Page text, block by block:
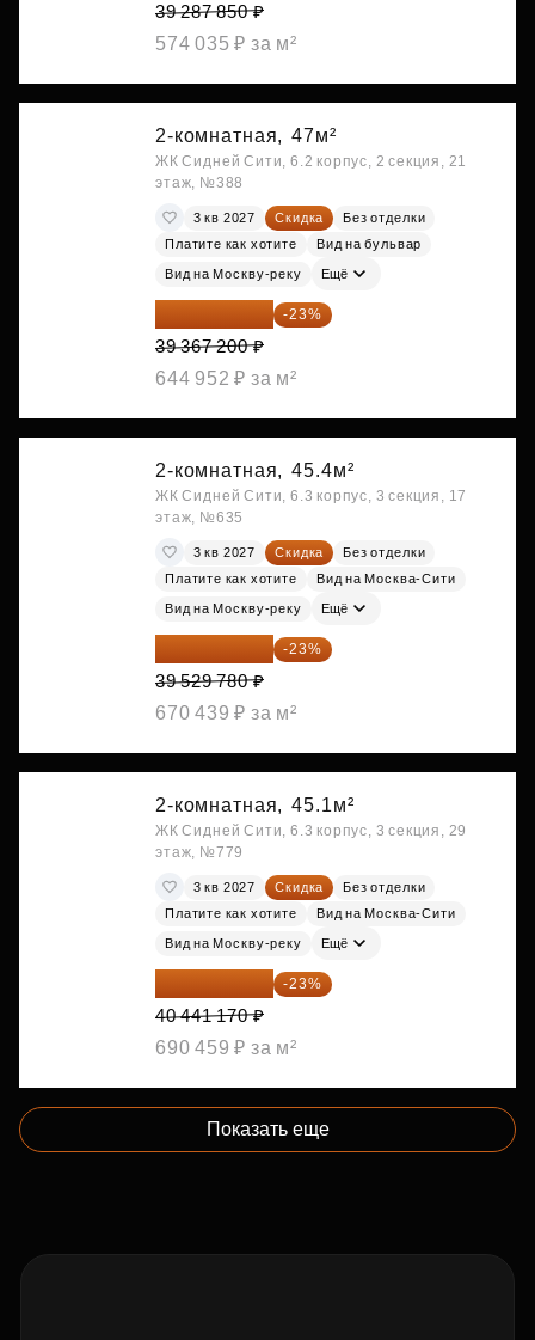
39 287 850 ₽
574 035 ₽ за м²
2-комнатная, 47м²
ЖК Сидней Сити, 6.2 корпус, 2 секция, 21
этаж, №388
3 кв 2027 Скидка
Без отделки
Платите как хотите
Вид на бульвар
Вид на Москву-реку Ещё
30 312 744 ₽ -23%
39 367 200 ₽
644 952 ₽ за м²
2-комнатная, 45.4м²
ЖК Сидней Сити, 6.3 корпус, 3 секция, 17
этаж, №635
3 кв 2027 Скидка
Без отделки
Платите как хотите
Вид на Москва-Сити
Вид на Москву-реку Ещё
30 437 931 ₽ -23%
39 529 780 ₽
670 439 ₽ за м²
2-комнатная, 45.1м²
ЖК Сидней Сити, 6.3 корпус, 3 секция, 29
этаж, №779
3 кв 2027 Скидка
Без отделки
Платите как хотите
Вид на Москва-Сити
Вид на Москву-реку Ещё
31 139 701 ₽ -23%
40 441 170 ₽
690 459 ₽ за м²
Показать еще